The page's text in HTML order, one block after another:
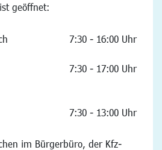
geöffnet:
7:30 - 16:00 Uhr
7:30 - 17:00 Uhr
7:30 - 13:00 Uhr
im Bürgerbüro, der Kfz-